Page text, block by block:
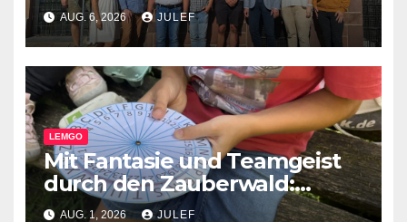
AUG. 6, 2026 JULEF
LEMGO
Mit Fantasie und Teamgeist
durch den Zauberwald:
Pflegekinder erleben
AUG. 1, 2026 JULEF